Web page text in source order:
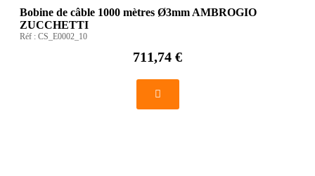
Bobine de câble 1000 mètres Ø3mm AMBROGIO
ZUCCHETTI
Réf : CS_E0002_10
711,74 €